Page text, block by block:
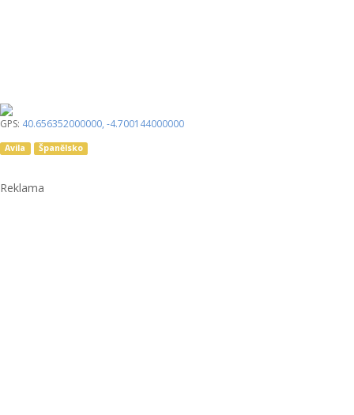
GPS: 40.656352000000, -4.700144000000
Avila Španělsko
Reklama